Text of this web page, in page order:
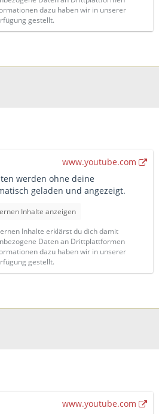
dazu haben wir in unserer
gestellt.
www.youtube.com
werden ohne deine
geladen und angezeigt.
Inhalte anzeigen
Inhalte erklärst du dich damit
Daten an Drittplattformen
dazu haben wir in unserer
gestellt.
www.youtube.com